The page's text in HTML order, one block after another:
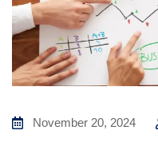
November 20, 2024